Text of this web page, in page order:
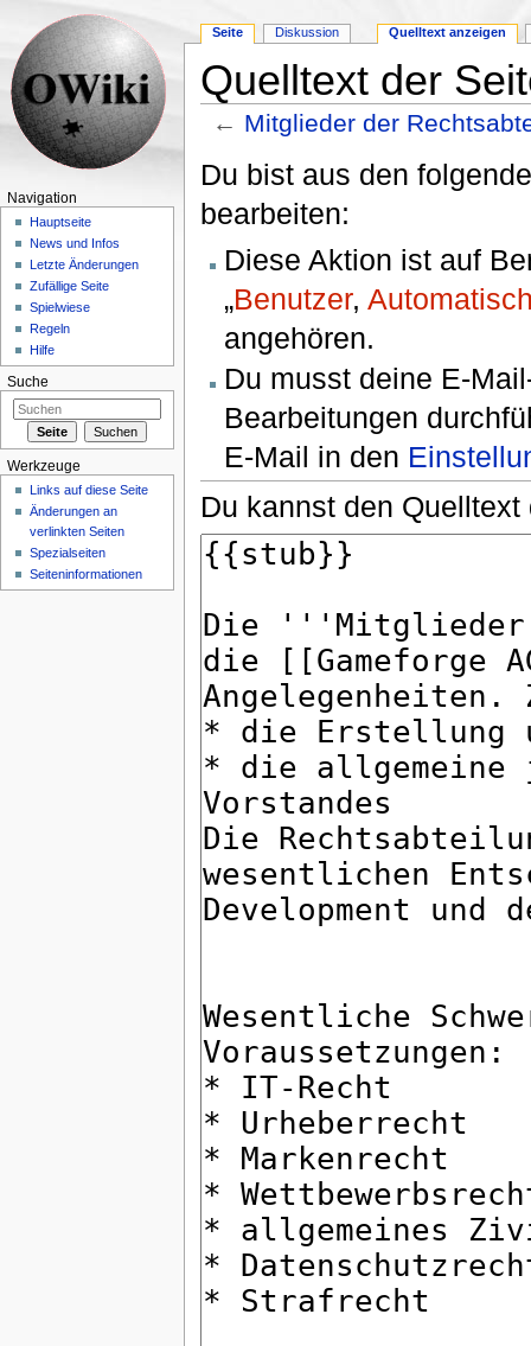
Quelltext der
← Mitglieder der
Du bist aus den
bearbeiten:
Diese Aktion ist auf
„Benutzer,
angehören.
Du musst deine E-
Bearbeitungen
E-Mail in den
Du kannst den
Seite Diskussion Quelltext anzeigen
Navigation
Hauptseite
News und Infos
Letzte Änderungen
Zufällige Seite
Spielwiese
Regeln
Hilfe
Suche
Werkzeuge
Links auf diese Seite
Änderungen an
verlinkten Seiten
Spezialseiten
Seiteninformationen